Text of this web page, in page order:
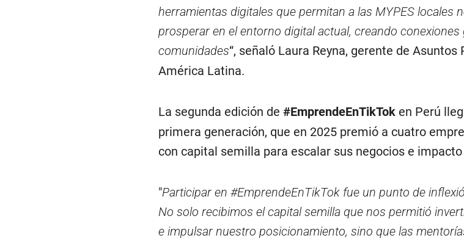
herramientas digitales que permitan a las MYPES locales
prosperar en el entorno digital actual, creando
comunidades“, señaló Laura Reyna, gerente de Asuntos
América Latina.
La segunda edición de #EmprendeEnTikToken Perú
primera generación, que en 2025 premió a cuatro
con capital semilla para escalar sus negocios e
"Participar en #EmprendeEnTikTok fue un punto de
No solo recibimos el capital semilla que nos permitió
e impulsar nuestro posicionamiento, sino que las